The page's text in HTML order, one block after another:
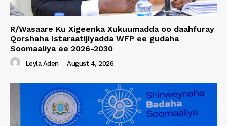
R/Wasaare Ku Xigeenka Xukuumadda oo daahfuray
Qorshaha Istaraatijiyadda WFP ee gudaha
Soomaaliya ee 2026-2030
Leyla Aden - August 4, 2026